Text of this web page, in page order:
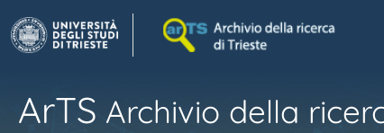
ArTS Archivio della